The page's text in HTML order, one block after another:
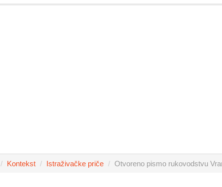
Kontekst Istraživačke priče Otvoreno pismo rukovodstvu